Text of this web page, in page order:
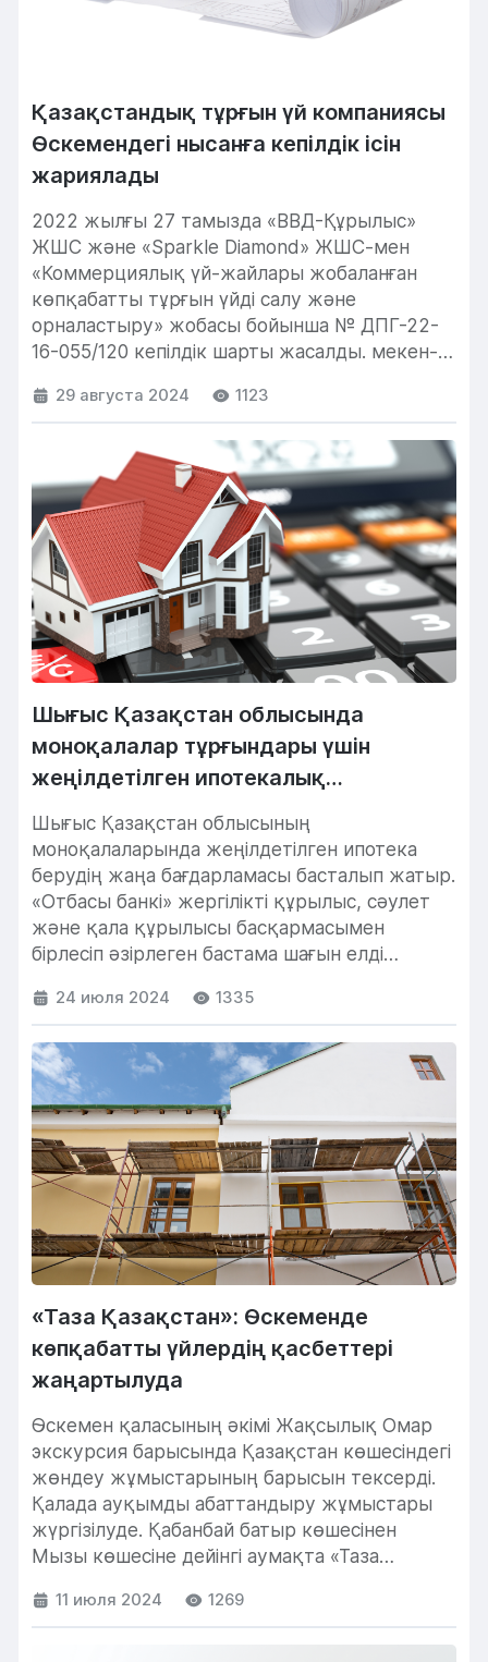
Қазақстандық тұрғын үй компаниясы
Өскемендегі нысанға кепілдік ісін
жариялады
2022 жылғы 27 тамызда «ВВД-Құрылыс»
ЖШС және «Sparkle Diamond» ЖШС-мен
«Коммерциялық үй-жайлары жобаланған
көпқабатты тұрғын үйді салу және
орналастыру» жобасы бойынша № ДПГ-22-
16-055/120 кепілдік шарты жасалды. мекен-
29 августа 2024 1123
Шығыс Қазақстан облысында
моноқалалар тұрғындары үшін
жеңілдетілген ипотекалық
Шығыс Қазақстан облысының
моноқалаларында жеңілдетілген ипотека
берудің жаңа бағдарламасы басталып жатыр.
«Отбасы банкі» жергілікті құрылыс, сәулет
және қала құрылысы басқармасымен
бірлесіп әзірлеген бастама шағын елді
тартуға...
24 июля 2024 1335
«Таза Қазақстан»: Өскеменде
көпқабатты үйлердің қасбеттері
жаңартылуда
Өскемен қаласының әкімі Жақсылық Омар
экскурсия барысында Қазақстан көшесіндегі
жөндеу жұмыстарының барысын тексерді.
Қалада ауқымды абаттандыру жұмыстары
жүргізілуде. Қабанбай батыр көшесінен
Мызы көшесіне дейінгі аумақта «Таза
11 июля 2024 1269